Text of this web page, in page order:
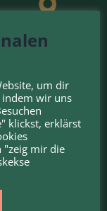
um dir
indem wir uns
klickst, erklärst
"zeig mir die